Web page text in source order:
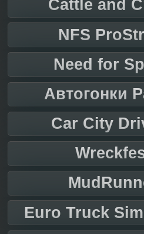
Cattle and
NFS
Need for
Автогонки
Car City
Euro Truck